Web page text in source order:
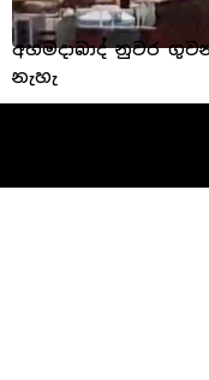
අහමදාබාද් නුවර
නැහැ